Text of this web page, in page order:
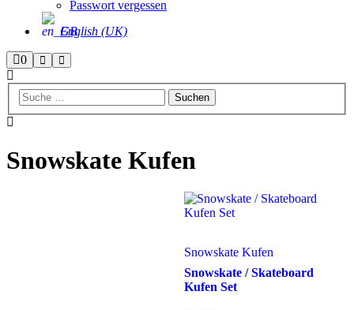
Passwort vergessen
English (UK)
0Seitenleiste
Shop
Suchen
Snowskate Kufen
Snowskate Kufen
Snowskate / Skateboard
Kufen Set